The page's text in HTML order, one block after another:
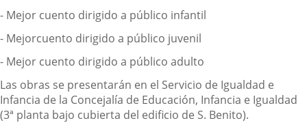
- Mejor cuento dirigido a público infantil
- Mejorcuento dirigido a público juvenil
- Mejor cuento dirigido a público adulto
Las obras se presentarán en el Servicio de Igualdad e
Infancia de la Concejalía de Educación, Infancia e Igualdad
(3ª planta bajo cubierta del edificio de S. Benito).